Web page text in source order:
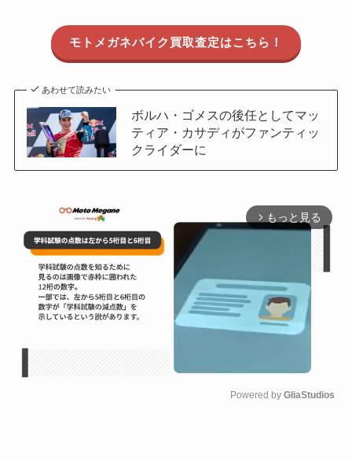
モトメガネバイク買取査定はこちら！
あわせて読みたい
ボルハ・ゴメスの後任としてマッ
ティア・カサディがファンティッ
クライダーに
arrow_forward_ios もっと見る
Powered by GliaStudios